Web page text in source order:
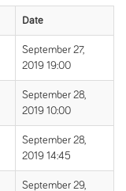
Date
September 27,
2019 19:00
September 28,
2019 10:00
September 28,
2019 14:45
September 29,